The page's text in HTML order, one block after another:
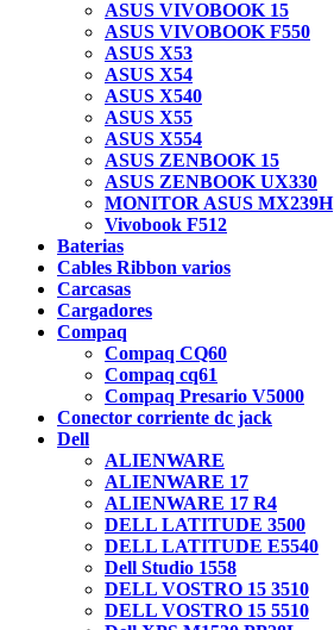
ASUS VIVOBOOK 15
ASUS VIVOBOOK F550
ASUS X53
ASUS X54
ASUS X540
ASUS X55
ASUS X554
ASUS ZENBOOK 15
ASUS ZENBOOK UX330
MONITOR ASUS MX239H
Vivobook F512
Baterias
Cables Ribbon varios
Carcasas
Cargadores
Compaq
Compaq CQ60
Compaq cq61
Compaq Presario V5000
Conector corriente dc jack
Dell
ALIENWARE
ALIENWARE 17
ALIENWARE 17 R4
DELL LATITUDE 3500
DELL LATITUDE E5540
Dell Studio 1558
DELL VOSTRO 15 3510
DELL VOSTRO 15 5510